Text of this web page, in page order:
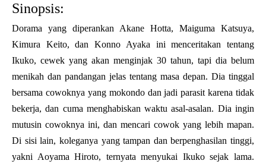
Sinopsis:
Dorama yang diperankan Akane Hotta, Maiguma Katsuya,
Kimura Keito, dan Konno Ayaka ini menceritakan tentang
Ikuko, cewek yang akan menginjak 30 tahun, tapi dia belum
menikah dan pandangan jelas tentang masa depan. Dia tinggal
bersama cowoknya yang mokondo dan jadi parasit karena tidak
bekerja, dan cuma menghabiskan waktu asal-asalan. Dia ingin
mutusin cowoknya ini, dan mencari cowok yang lebih mapan.
Di sisi lain, koleganya yang tampan dan berpenghasilan tinggi,
yakni Aoyama Hiroto, ternyata menyukai Ikuko sejak lama.